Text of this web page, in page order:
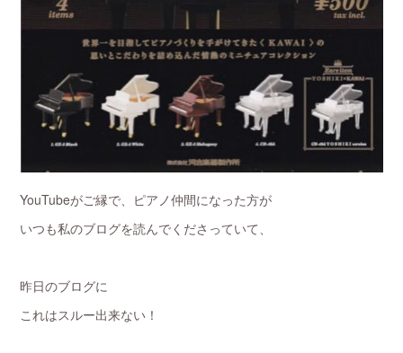
YouTubeがご縁で、ピアノ仲間になった方が
いつも私のブログを読んでくださっていて、
昨日のブログに
これはスルー出来ない！